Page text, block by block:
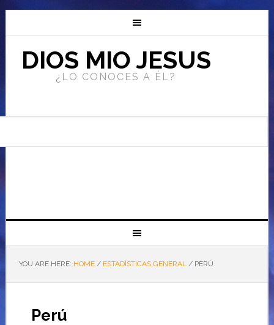
DIOS MIO JESUS
¿LO CONOCES A ÉL?
YOU ARE HERE: HOME / ESTADÍSTICAS GENERAL /PERÚ
Perú